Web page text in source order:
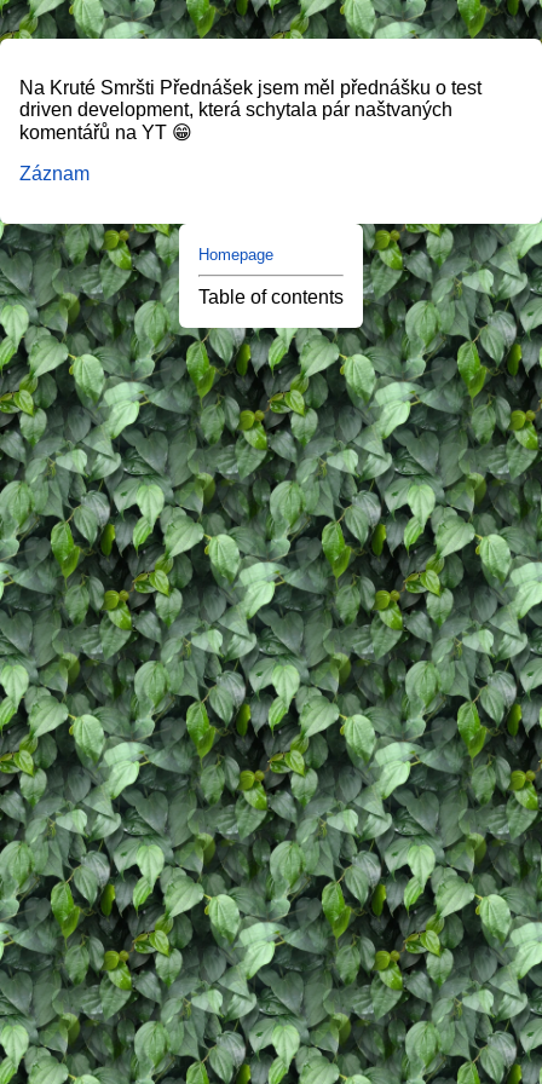
Na Kruté Smršti Přednášek jsem měl přednášku o test
driven development, která schytala pár naštvaných
komentářů na YT 😁
Záznam
Homepage
Table of contents